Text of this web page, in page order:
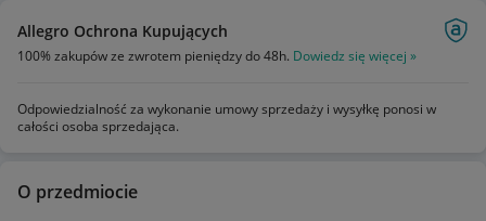
Allegro Ochrona Kupujących
100% zakupów ze zwrotem pieniędzy do 48h. Dowiedz się więcej »
Odpowiedzialność za wykonanie umowy sprzedaży i wysyłkę ponosi w
całości osoba sprzedająca.
O przedmiocie